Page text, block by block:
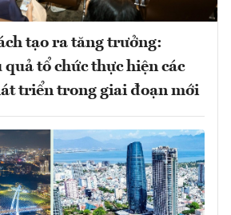
tạo ra tăng trưởng:
quả tổ chức thực hiện các
triển trong giai đoạn mới